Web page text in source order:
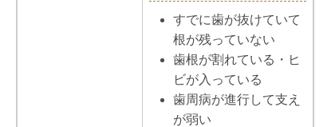
すでに歯が抜けていて
根が残っていない
歯根が割れている・ヒ
ビが入っている
歯周病が進行して支え
が弱い